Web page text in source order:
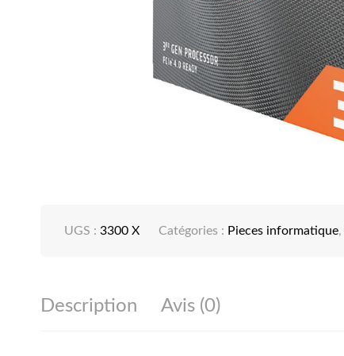
UGS : 3300 X Catégories : Pieces informatique,
Description Avis (0)